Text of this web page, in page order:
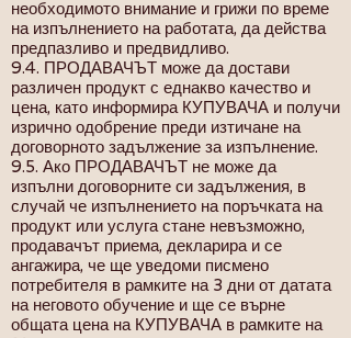
необходимото внимание и грижи по време
на изпълнението на работата, да действа
предпазливо и предвидливо.
9.4. ПРОДАВАЧЪТ може да достави
различен продукт с еднакво качество и
цена, като информира КУПУВАЧА и получи
изрично одобрение преди изтичане на
договорното задължение за изпълнение.
9.5. Ако ПРОДАВАЧЪТ не може да
изпълни договорните си задължения, в
случай че изпълнението на поръчката на
продукт или услуга стане невъзможно,
продавачът приема, декларира и се
ангажира, че ще уведоми писмено
потребителя в рамките на 3 дни от датата
на неговото обучение и ще се върне
общата цена на КУПУВАЧА в рамките на